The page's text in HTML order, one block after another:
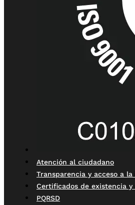
Atención al ciudadano
Transparencia y acceso a
Certificados de existencia
PQRSD